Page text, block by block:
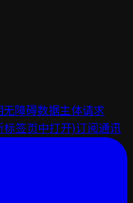
无障碍数据主体请求
标签页中打开)订阅通讯